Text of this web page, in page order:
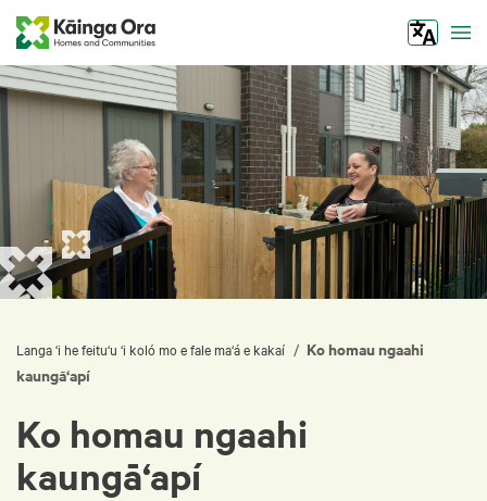
Langa ‘i he feitu‘u ‘i koló mo e fale ma‘á e kakaí / Ko homau ngaahi
kaungā‘apí
Ko homau ngaahi
kaungā‘apí